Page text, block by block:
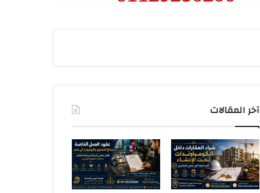
آخر المقالات